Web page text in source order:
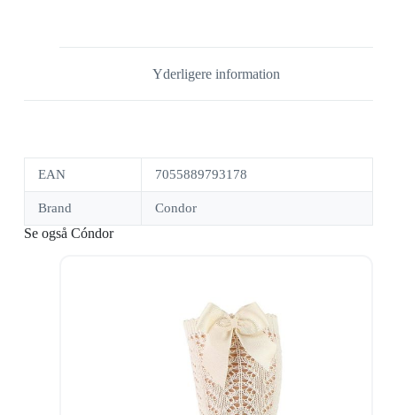
Yderligere information
EAN 7055889793178
Brand Condor
Se også Cóndor